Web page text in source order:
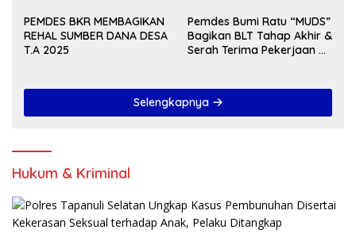
PEMDES BKR MEMBAGIKAN
REHAL SUMBER DANA DESA
T.A 2025
Pemdes Bumi Ratu “MUDS”
Bagikan BLT Tahap Akhir &
Serah Terima Pekerjaan Di
Selengkapnya
Hukum & Kriminal